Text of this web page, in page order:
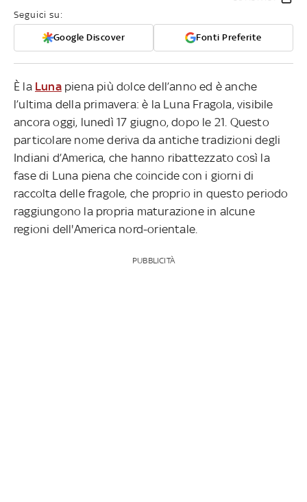
Seguici su:
Google Discover Fonti Preferite
È la Lunapiena più dolce dell’anno ed è anche
l’ultima della primavera: è la Luna Fragola, visibile
ancora oggi, lunedì 17 giugno, dopo le 21. Questo
particolare nome deriva da antiche tradizioni degli
Indiani d’America, che hanno ribattezzato così la
fase di Luna piena che coincide con i giorni di
raccolta delle fragole, che proprio in questo periodo
raggiungono la propria maturazione in alcune
regioni dell'America nord-orientale.
PUBBLICITÀ